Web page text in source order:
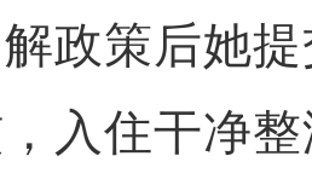
政策后她
入住干净